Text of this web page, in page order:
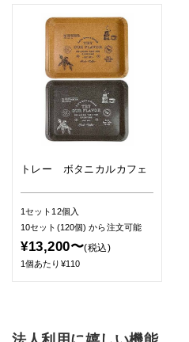
トレー ボタニカルカフェ
1セット12個入
10セット(120個)から注文可能
¥13,200〜(税込)
1個あたり¥110